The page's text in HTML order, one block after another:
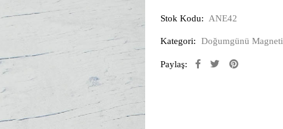
Stok Kodu: ANE42
Kategori: Doğumgünü Magneti
Paylaş: